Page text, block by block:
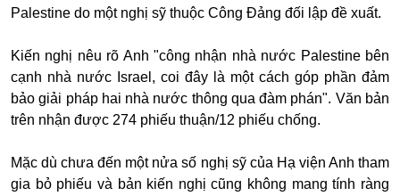
Palestine do một nghị sỹ thuộc Công Đảng đối lập đề xuất.
Kiến nghị nêu rõ Anh "công nhận nhà nước Palestine bên
cạnh nhà nước Israel, coi đây là một cách góp phần đảm
bảo giải pháp hai nhà nước thông qua đàm phán". Văn bản
trên nhận được 274 phiếu thuận/12 phiếu chống.
Mặc dù chưa đến một nửa số nghị sỹ của Hạ viện Anh tham
gia bỏ phiếu và bản kiến nghị cũng không mang tính ràng